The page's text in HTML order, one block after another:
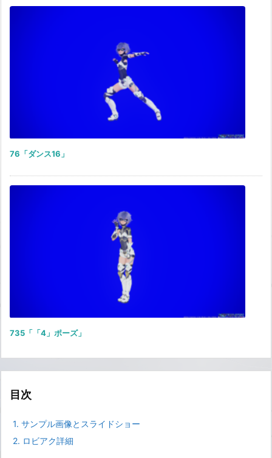
76「ダンス16」
735「「4」ポーズ」
目次
1. サンプル画像とスライドショー
2. ロビアク詳細